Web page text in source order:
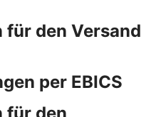
für den Versand
per EBICS